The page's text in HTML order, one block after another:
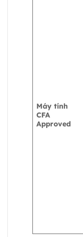
Máy tính
CFA
Approved